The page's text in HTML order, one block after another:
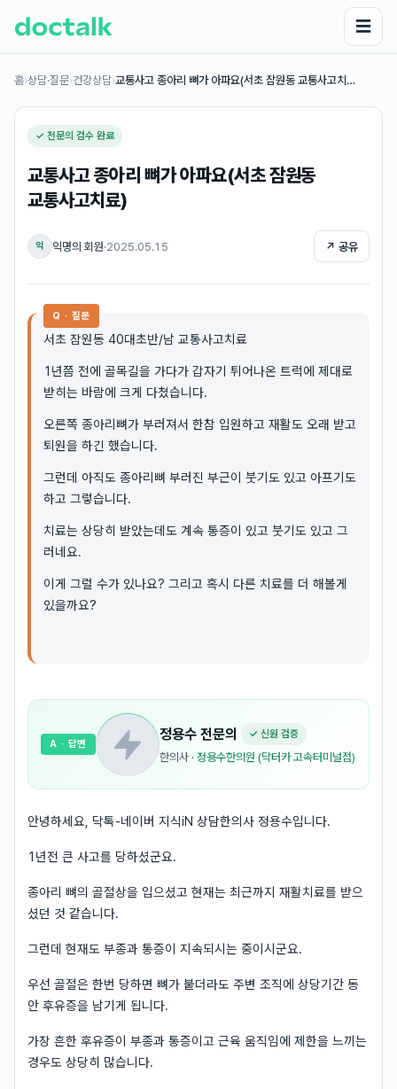
☰
홈›상담·질문›건강상담›교통사고 종아리 뼈가 아파요(서초 잠원동 교통사고치…
✓ 전문의 검수 완료
교통사고 종아리 뼈가 아파요(서초 잠원동
교통사고치료)
익 익명의 회원·2025.05.15 ↗ 공유
Q · 질문
서초 잠원동 40대초반/남 교통사고치료
1년쯤 전에 골목길을 가다가 갑자기 튀어나온 트럭에 제대로
받히는 바람에 크게 다쳤습니다.
오른쪽 종아리뼈가 부러져서 한참 입원하고 재활도 오래 받고
퇴원을 하긴 했습니다.
그런데 아직도 종아리뼈 부러진 부근이 붓기도 있고 아프기도
하고 그렇습니다.
치료는 상당히 받았는데도 계속 통증이 있고 붓기도 있고 그
러네요.
이게 그럴 수가 있나요? 그리고 혹시 다른 치료를 더 해볼게
있을까요?
정용수 전문의 ✓ 신원 검증
한의사 · 정용수한의원 (닥터카 고속터미널점)
A · 답변
안녕하세요, 닥톡-네이버 지식iN 상담한의사 정용수입니다.
1년전 큰 사고를 당하셨군요.
종아리 뼈의 골절상을 입으셨고 현재는 최근까지 재활치료를 받으
셨던 것 같습니다.
그런데 현재도 부종과 통증이 지속되시는 중이시군요.
우선 골절은 한번 당하면 뼈가 붙더라도 주변 조직에 상당기간 동
안 후유증을 남기게 됩니다.
가장 흔한 후유증이 부종과 통증이고 근육 움직임에 제한을 느끼는
경우도 상당히 많습니다.